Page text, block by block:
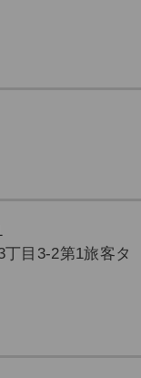
目3-2第1旅客タ